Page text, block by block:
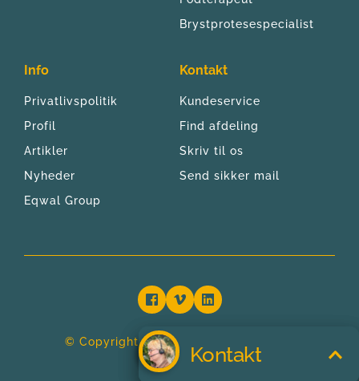
Brystprotesespecialist
Info
Privatlivspolitik
Profil
Artikler
Nyheder
Eqwal Group
Kontakt
Kundeservice
Find afdeling
Skriv til os
Send sikker mail
© Copyright 2024 | Bandagist Centret
Kontakt
Kontakt